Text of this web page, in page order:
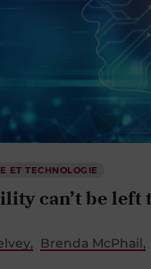
ET TECHNOLOGIE
can’t be left
Brenda McPhail